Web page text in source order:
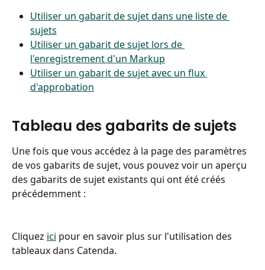
Utiliser un gabarit de sujet dans une liste de
sujets
Utiliser un gabarit de sujet lors de
l'enregistrement d'un Markup
Utiliser un gabarit de sujet avec un flux
d'approbation
Tableau des gabarits de sujets
Une fois que vous accédez à la page des paramètres
de vos gabarits de sujet, vous pouvez voir un aperçu
des gabarits de sujet existants qui ont été créés
précédemment :
Cliquez ici pour en savoir plus sur l'utilisation des
tableaux dans Catenda.